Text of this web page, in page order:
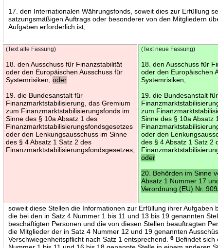
17. den Internationalen Währungsfonds, soweit dies zur Erfüllung
satzungsmäßigen Auftrags oder besonderer von den Mitgliedern
Aufgaben erforderlich ist,
(Text alte Fassung)
18. den Ausschuss für Finanzstabilität
oder den Europäischen Ausschuss für
Systemrisiken,oder
19. die Bundesanstalt für
Finanzmarktstabilisierung, das Gremium
zum Finanzmarktstabilisierungsfonds im
Sinne des § 10a Absatz 1 des
Finanzmarktstabilisierungsfondsgesetzes
oder den Lenkungsausschuss im Sinne
des § 4 Absatz 1 Satz 2 des
Finanzmarktstabilisierungsfondsgesetzes,
(Text neue Fassung)
18. den Ausschuss für
oder den Europäischen
Systemrisiken,
19. die Bundesanstalt für
zum
Sinne des § 10a Absatz
oder den
des § 4 Absatz 1 Satz 2
oder
20. Behörden im Sinne
Absatz 1 Nummer 17
Verordnung (EU) Nr.
soweit diese Stellen die Informationen zur Erfüllung ihrer Aufgaben
die bei den in Satz 4 Nummer 1 bis 11 und 13 bis 19 genannten
beschäftigten Personen und die von diesen Stellen beauftragten
die Mitglieder der in Satz 4 Nummer 12 und 19 genannten
Verschwiegenheitspflicht nach Satz 1 entsprechend.6 Befindet sich